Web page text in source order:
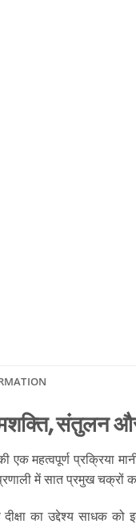
संतुलन और
एक महत्वपूर्ण प्रक्रिया
में सात प्रमुख
का उद्देश्य साधक को